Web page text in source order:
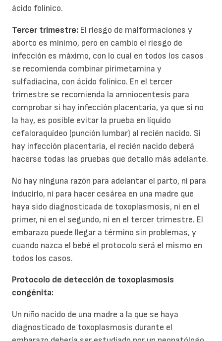
ácido folínico.
Tercer trimestre: El riesgo de malformaciones y
aborto es mínimo, pero en cambio el riesgo de
infección es máximo, con lo cual en todos los casos
se recomienda combinar pirimetamina y
sulfadiacina, con ácido folínico. En el tercer
trimestre se recomienda la amniocentesis para
comprobar si hay infección placentaria, ya que si no
la hay, es posible evitar la prueba en líquido
cefaloraquídeo (punción lumbar) al recién nacido. Si
hay infección placentaria, el recién nacido deberá
hacerse todas las pruebas que detallo más adelante.
No hay ninguna razón para adelantar el parto, ni para
inducirlo, ni para hacer cesárea en una madre que
haya sido diagnosticada de toxoplasmosis, ni en el
primer, ni en el segundo, ni en el tercer trimestre. El
embarazo puede llegar a término sin problemas, y
cuando nazca el bebé el protocolo será el mismo en
todos los casos.
Protocolo de detección de toxoplasmosis
congénita:
Un niño nacido de una madre a la que se haya
diagnosticado de toxoplasmosis durante el